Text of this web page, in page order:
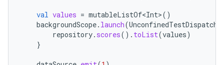
val values = mutableListOf<Int>()
backgroundScope. launch(
repository. scores(). toList(values)
}